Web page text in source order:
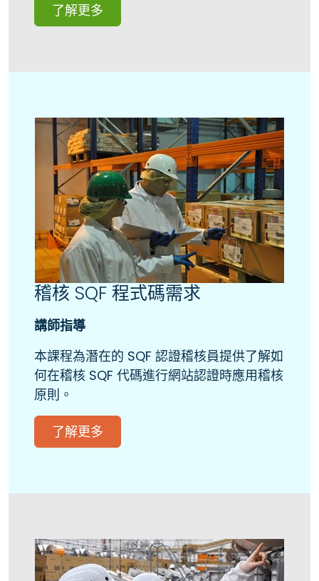
了解更多
稽核 SQF 程式碼需求
講師指導
本課程為潛在的 SQF 認證稽核員提供了解如
何在稽核 SQF 代碼進行網站認證時應用稽核
原則。
了解更多